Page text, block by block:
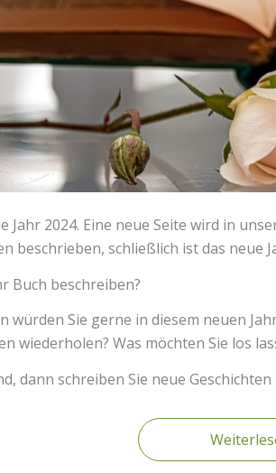
Jahr 2024. Eine neue Seite wird in
beschrieben, schließlich ist das neue
Buch beschreiben?
würden Sie gerne in diesem neuen
wiederholen? Was möchten Sie los
dann schreiben Sie neue